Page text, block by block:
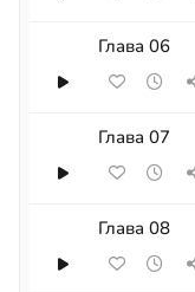
Глава 06
Глава 07
Глава 08